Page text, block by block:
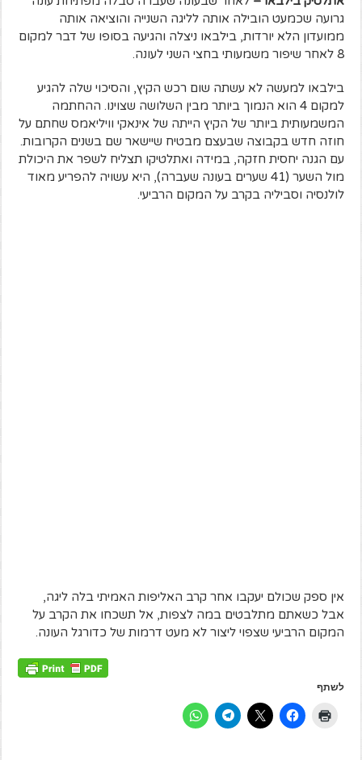
גרועה שכמעט הובילה אותה לליגה השנייה והוציאה אותה
ממועדון הלא יורדות, בילבאו ניצלה והגיעה בסופו של דבר למקום
8 לאחר שיפור משמעותי בחצי השני לעונה.
בילבאו למעשה לא עשתה שום רכש הקיץ, והסיכוי שלה להגיע
למקום 4 הוא הנמוך ביותר מבין השלושה שצוינו. ההחתמה
המשמעותית ביותר של הקיץ הייתה של אינאקי וויליאמס שחתם על
חוזה חדש בקבוצה שבעצם מבטיח שיישאר שם בשנים הקרובות.
עם הגנה יחסית חזקה, במידה ואתלטיקו תצליח לשפר את היכולת
מול השער (41 שערים בעונה שעברה), היא עשויה להפריע מאוד
לולנסיה וסביליה בקרב על המקום הרביעי.
אין ספק שכולם יעקבו אחר קרב האליפות האמיתי בלה ליגה,
אבל כשאתם מתלבטים במה לצפות, אל תשכחו את הקרב על
המקום הרביעי שצפוי ליצור לא מעט דרמות של כדורגל העונה.
לשתף